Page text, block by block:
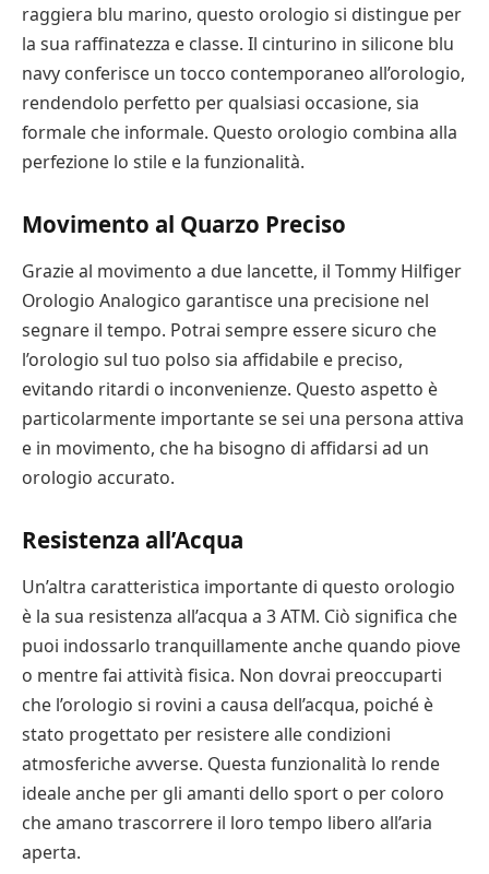
raggiera blu marino, questo orologio si distingue per
la sua raffinatezza e classe. Il cinturino in silicone blu
navy conferisce un tocco contemporaneo all’orologio,
rendendolo perfetto per qualsiasi occasione, sia
formale che informale. Questo orologio combina alla
perfezione lo stile e la funzionalità.
Movimento al Quarzo Preciso
Grazie al movimento a due lancette, il Tommy Hilfiger
Orologio Analogico garantisce una precisione nel
segnare il tempo. Potrai sempre essere sicuro che
l’orologio sul tuo polso sia affidabile e preciso,
evitando ritardi o inconvenienze. Questo aspetto è
particolarmente importante se sei una persona attiva
e in movimento, che ha bisogno di affidarsi ad un
orologio accurato.
Resistenza all’Acqua
Un’altra caratteristica importante di questo orologio
è la sua resistenza all’acqua a 3 ATM. Ciò significa che
puoi indossarlo tranquillamente anche quando piove
o mentre fai attività fisica. Non dovrai preoccuparti
che l’orologio si rovini a causa dell’acqua, poiché è
stato progettato per resistere alle condizioni
atmosferiche avverse. Questa funzionalità lo rende
ideale anche per gli amanti dello sport o per coloro
che amano trascorrere il loro tempo libero all’aria
aperta.